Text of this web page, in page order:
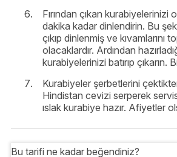
Fırından çıkan kurabiyelerinizi
dakika kadar dinlendirin. Bu
çıkıp dinlenmiş ve kıvamlarını
olacaklardır. Ardından
kurabiyelerinizi batırıp çıkarın.
Kurabiyeler şerbetlerini
Hindistan cevizi serperek
ıslak kurabiye hazır. Afiyetler
Bu tarifi ne kadar beğendiniz?